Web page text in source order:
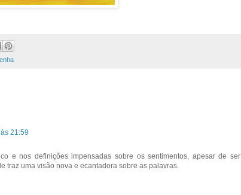
21:59
e nos definições impensadas sobre os sentimentos, apesar de ser
traz uma visão nova e ecantadora sobre as palavras.